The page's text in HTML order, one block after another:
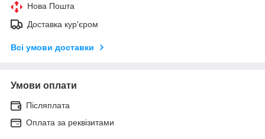
Нова Пошта
Доставка кур'єром
Всі умови доставки
Умови оплати
Післяплата
Оплата за реквізитами